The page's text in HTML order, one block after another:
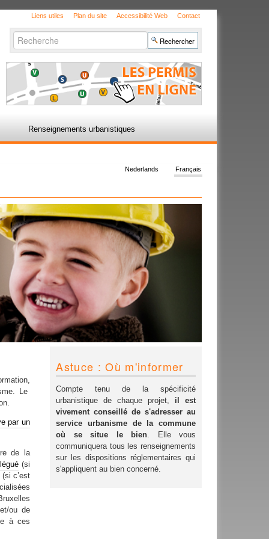
Liens utiles Plan du site Accessibilité Web Contact
Chercher par
avancée…
Renseignements urbanistiques
Français
Nederlands
Le
par un
de la
(si
c’est
ou de
à ces
Astuce : Où m'informer
Compte tenu de la spécificité
urbanistique de chaque projet,
il est
vivement conseillé de s'adresser au
service urbanisme de la commune
où se situe le bien . Elle vous
communiquera tous les renseignements
sur les dispositions réglementaires qui
s'appliquent au bien concerné.